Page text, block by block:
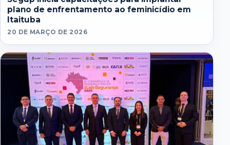
plano de enfrentamento ao feminicídio em
Itaituba
20 DE MARÇO DE 2026